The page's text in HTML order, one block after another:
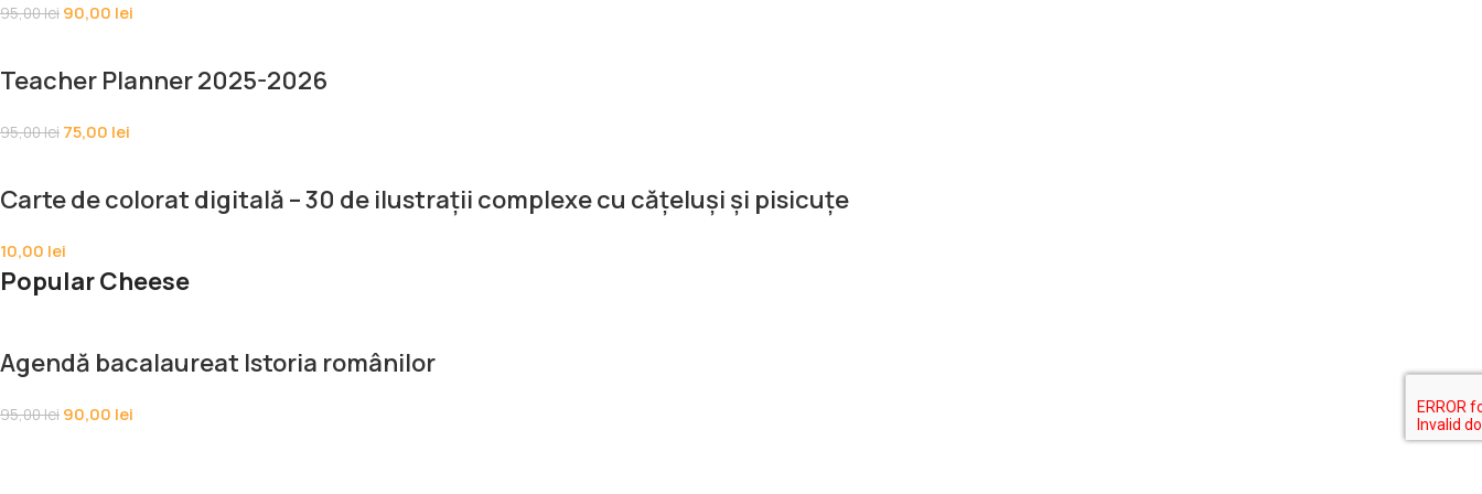
95,00lei 90,00 lei
Teacher Planner 2025-2026
95,00lei 75,00 lei
Carte de colorat digitală – 30 de ilustrații complexe cu cățeluși și pisicuțe
10,00 lei
Popular Cheese
Agendă bacalaureat Istoria românilor
95,00lei 90,00 lei